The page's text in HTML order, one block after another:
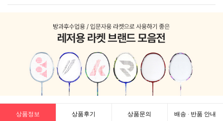
상품정보 상품후기 상품문의 배송 · 반품 안내